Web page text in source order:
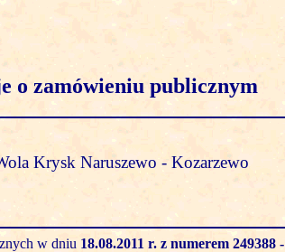
o zamówieniu publicznym
Krysk Naruszewo - Kozarzewo
w dniu 18.08.2011 r. z numerem 249388